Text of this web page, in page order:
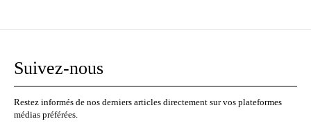
Suivez-nous
Restez informés de nos derniers articles directement sur vos plateformes
médias préférées.